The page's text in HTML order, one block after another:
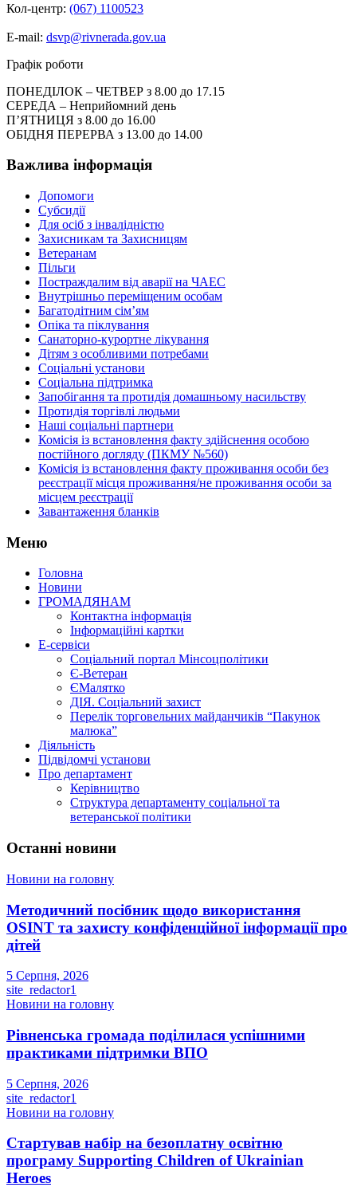
Кол-центр: (067) 1100523
E-mail: dsvp@rivnerada.gov.ua
Графік роботи
ПОНЕДІЛОК – ЧЕТВЕР з 8.00 до 17.15
СЕРЕДА – Неприйомний день
П’ЯТНИЦЯ з 8.00 до 16.00
ОБІДНЯ ПЕРЕРВА з 13.00 до 14.00
Важлива інформація
Допомоги
Субсидії
Для осіб з інвалідністю
Захисникам та Захисницям
Ветеранам
Пільги
Постраждалим від аварії на ЧАЕС
Внутрішньо переміщеним особам
Багатодітним сім’ям
Опіка та піклування
Санаторно-курортне лікування
Дітям з особливими потребами
Соціальні установи
Соціальна підтримка
Запобігання та протидія домашньому насильству
Протидія торгівлі людьми
Наші соціальні партнери
Комісія із встановлення факту здійснення особою
постійного догляду (ПКМУ №560)
Комісія із встановлення факту проживання особи без
реєстрації місця проживання/не проживання особи за
місцем реєстрації
Завантаження бланків
Меню
Головна
Новини
ГРОМАДЯНАМ
Контактна інформація
Інформаційні картки
Е-сервіси
Соціальний портал Мінсоцполітики
Є-Ветеран
ЄМалятко
ДІЯ. Соціальний захист
Перелік торговельних майданчиків “Пакунок
малюка”
Діяльність
Підвідомчі установи
Про департамент
Керівництво
Структура департаменту соціальної та
ветеранської політики
Останні новини
Новини на головну
Методичний посібник щодо використання
OSINT та захисту конфіденційної інформації про
дітей
5 Серпня, 2026
site_redactor1
Новини на головну
Рівненська громада поділилася успішними
практиками підтримки ВПО
5 Серпня, 2026
site_redactor1
Новини на головну
Стартував набір на безоплатну освітню
програму Supporting Children of Ukrainian
Heroes